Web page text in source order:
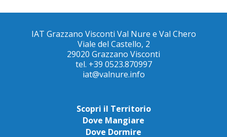
IAT Grazzano Visconti Val Nure e Val Chero
Viale del Castello, 2
29020 Grazzano Visconti
tel. +39 0523.870997
iat@valnure.info
Scopri il Territorio
Dove Mangiare
Dove Dormire